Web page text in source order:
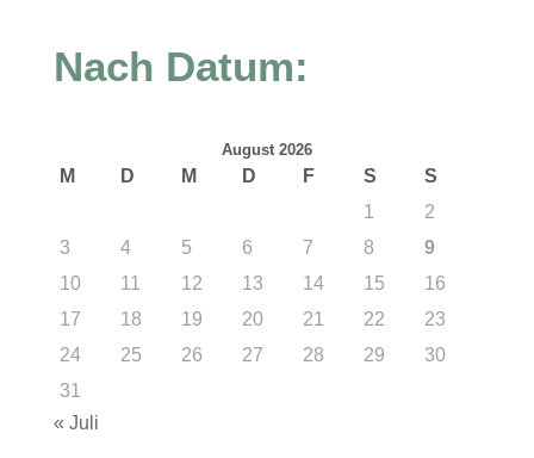
Nach Datum:
August 2026
M D M D F S
S
1
2
3
4 5 6 7 8
9
10
11 12 13 14 15
16
17
18 19 20 21 22
23
24
25 26 27 28 29
30
31
« Juli